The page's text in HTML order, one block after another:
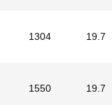
1304 19.7
1550 19.7